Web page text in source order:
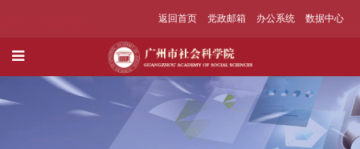
返回首页 党政邮箱 办公系统 数据中心